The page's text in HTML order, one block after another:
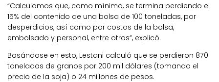
“Calculamos que, como mínimo, se termina perdiendo el
15% del contenido de una bolsa de 100 toneladas, por
desperdicios, así como por costos de la bolsa,
embolsado y personal, entre otros”, explicó.
Basándose en esto, Lestani calculó que se perdieron 870
toneladas de granos por 200 mil dólares (tomando el
precio de la soja) o 24 millones de pesos.